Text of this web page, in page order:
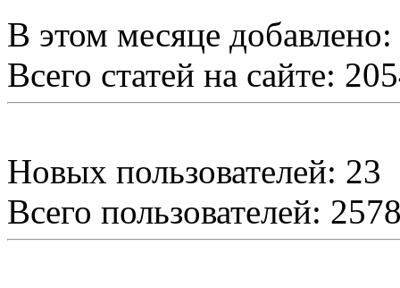
В этом месяце
Всего статей на сайте:
Новых пользователей: 23
Всего пользователей: